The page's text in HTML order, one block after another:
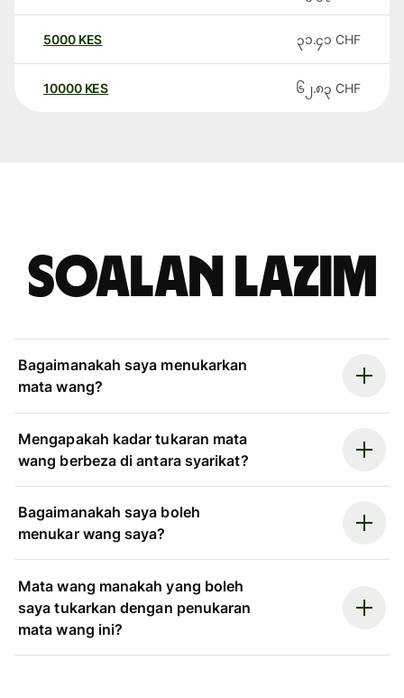
5000 KES ၃၁.၄၁ CHF
10000 KES ၆၂.၈၃ CHF
Soalan Lazim
Bagaimanakah saya menukarkan
mata wang?
Mengapakah kadar tukaran mata
wang berbeza di antara syarikat?
Bagaimanakah saya boleh
menukar wang saya?
Mata wang manakah yang boleh
saya tukarkan dengan penukaran
mata wang ini?